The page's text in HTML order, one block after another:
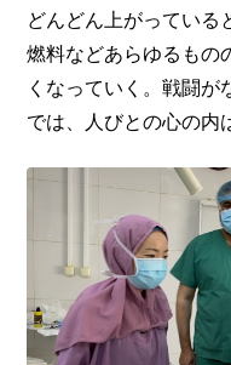
どんどん上がっている
燃料などあらゆるもの
くなっていく。戦闘
では、人びとの心の内